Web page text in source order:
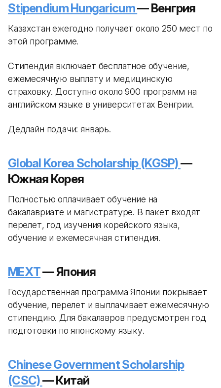
Stipendium Hungaricum— Венгрия
Казахстан ежегодно получает около 250 мест по
этой программе.
Стипендия включает бесплатное обучение,
ежемесячную выплату и медицинскую
страховку. Доступно около 900 программ на
английском языке в университетах Венгрии.
Дедлайн подачи: январь.
Global Korea Scholarship (KGSP)—
Южная Корея
Полностью оплачивает обучение на
бакалавриате и магистратуре. В пакет входят
перелет, год изучения корейского языка,
обучение и ежемесячная стипендия.
MEXT— Япония
Государственная программа Японии покрывает
обучение, перелет и выплачивает ежемесячную
стипендию. Для бакалавров предусмотрен год
подготовки по японскому языку.
Chinese Government Scholarship
(CSC)— Китай